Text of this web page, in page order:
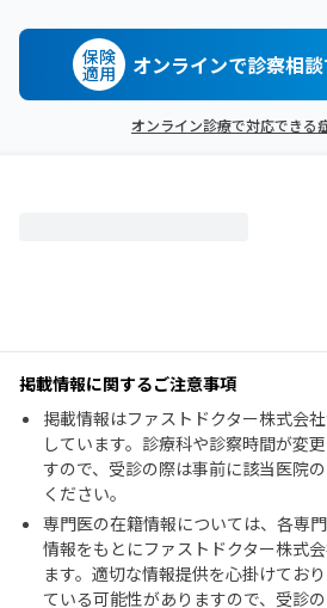
保険
適用 オンラインで診察相
オンライン診療で対応できる
掲載情報に関するご注意事項
掲載情報はファストドクター株式会
しています。診療科や診察時間が変
すので、受診の際は事前に該当医院
ください。
専門医の在籍情報については、各専
情報をもとにファストドクター株式
ます。適切な情報提供を心掛けてお
ている可能性がありますので、受診